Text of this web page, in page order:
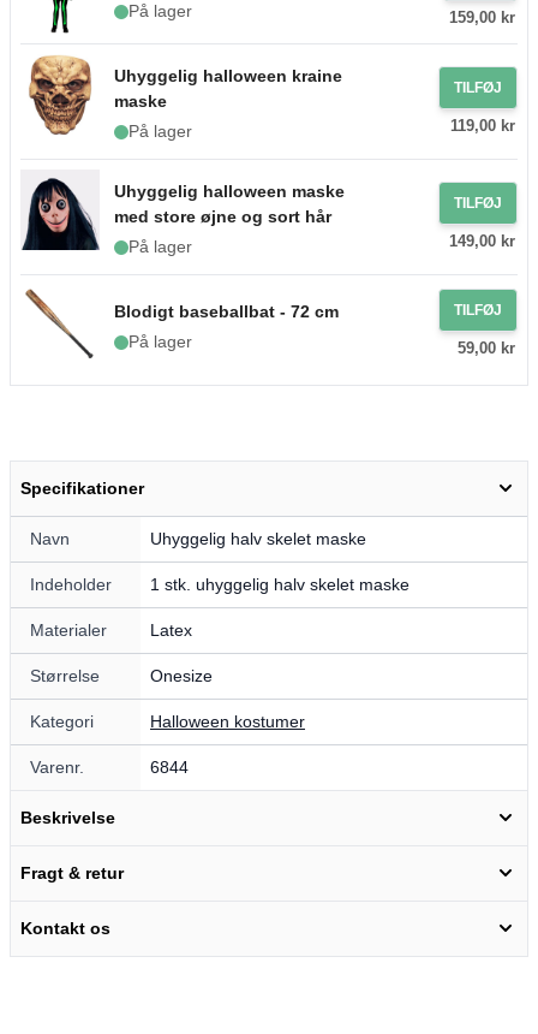
På lager
159,00 kr
Uhyggelig halloween kraine
maske
På lager
TILFØJ
119,00 kr
Uhyggelig halloween maske
med store øjne og sort hår
På lager
TILFØJ
149,00 kr
Blodigt baseballbat - 72 cm
På lager
TILFØJ
59,00 kr
Specifikationer
Navn Uhyggelig halv skelet maske
Indeholder 1 stk. uhyggelig halv skelet maske
Materialer Latex
Størrelse Onesize
Kategori Halloween kostumer
Varenr. 6844
Beskrivelse
Fragt & retur
Kontakt os